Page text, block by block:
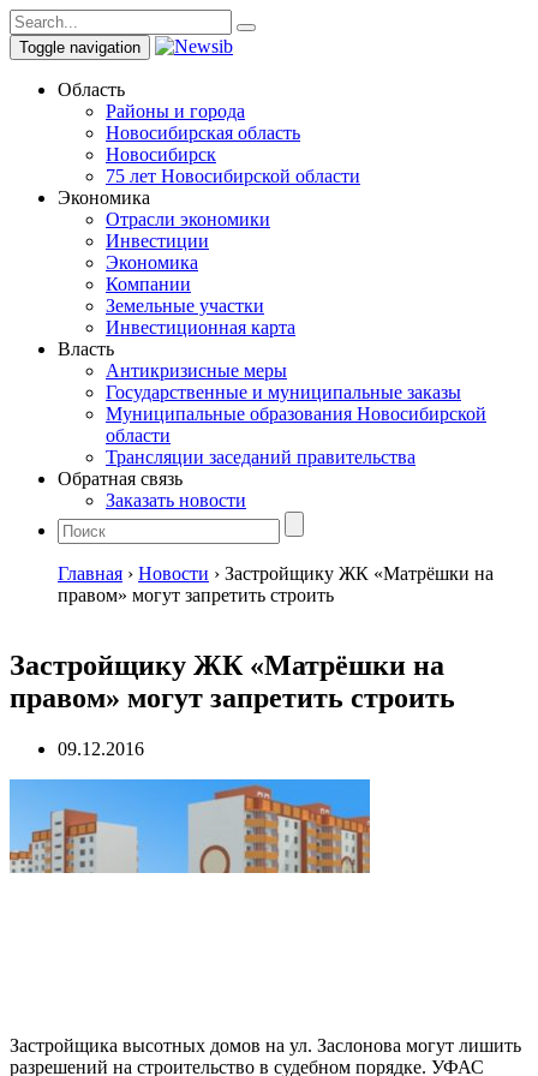
Toggle navigation
Область
Районы и города
Новосибирская область
Новосибирск
75 лет Новосибирской области
Экономика
Отрасли экономики
Инвестиции
Экономика
Компании
Земельные участки
Инвестиционная карта
Власть
Антикризисные меры
Государственные и муниципальные заказы
Муниципальные образования Новосибирской
области
Трансляции заседаний правительства
Обратная связь
Заказать новости
Главная › Новости › Застройщику ЖК «Матрёшки на
правом» могут запретить строить
Застройщику ЖК «Матрёшки на
правом» могут запретить строить
09.12.2016
Застройщика высотных домов на ул. Заслонова могут лишить
разрешений на строительство в судебном порядке. УФАС